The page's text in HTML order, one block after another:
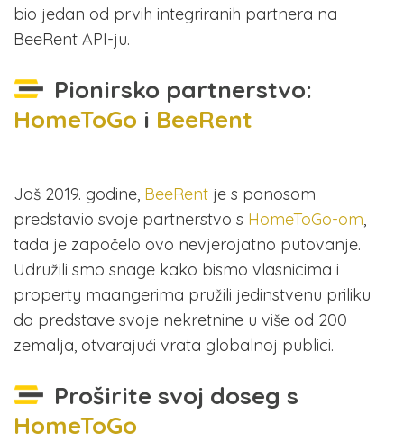
bio jedan od prvih integriranih partnera na
BeeRent API-ju.
Pionirsko partnerstvo:
HomeToGo i BeeRent
Još 2019. godine, BeeRent je s ponosom
predstavio svoje partnerstvo s HomeToGo-om,
tada je započelo ovo nevjerojatno putovanje.
Udružili smo snage kako bismo vlasnicima i
property maangerima pružili jedinstvenu priliku
da predstave svoje nekretnine u više od 200
zemalja, otvarajući vrata globalnoj publici.
Proširite svoj doseg s
HomeToGo